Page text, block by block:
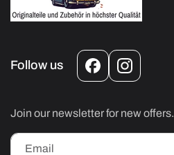
Follow us
FacebookInstagram
Join our newsletter for new offers.
Email